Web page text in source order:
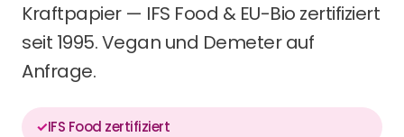
Kraftpapier — IFS Food & EU-Bio zertifiziert
seit 1995. Vegan und Demeter auf
Anfrage.
IFS Food zertifiziert